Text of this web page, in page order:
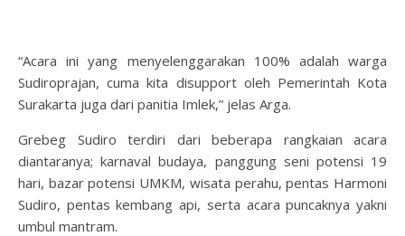
“Acara ini yang menyelenggarakan 100% adalah warga
Sudiroprajan, cuma kita disupport oleh Pemerintah Kota
Surakarta juga dari panitia Imlek,” jelas Arga.
Grebeg Sudiro terdiri dari beberapa rangkaian acara
diantaranya; karnaval budaya, panggung seni potensi 19
hari, bazar potensi UMKM, wisata perahu, pentas Harmoni
Sudiro, pentas kembang api, serta acara puncaknya yakni
umbul mantram.